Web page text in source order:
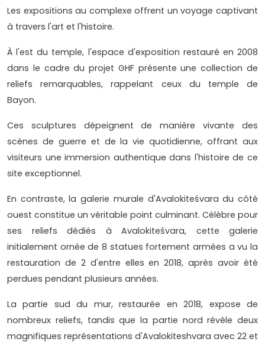
Les expositions au complexe offrent un voyage captivant
à travers l'art et l'histoire.
À l'est du temple, l'espace d'exposition restauré en 2008
dans le cadre du projet GHF présente une collection de
reliefs remarquables, rappelant ceux du temple de
Bayon.
Ces sculptures dépeignent de manière vivante des
scènes de guerre et de la vie quotidienne, offrant aux
visiteurs une immersion authentique dans l'histoire de ce
site exceptionnel.
En contraste, la galerie murale d'Avalokiteśvara du côté
ouest constitue un véritable point culminant. Célèbre pour
ses reliefs dédiés à Avalokiteśvara, cette galerie
initialement ornée de 8 statues fortement armées a vu la
restauration de 2 d'entre elles en 2018, après avoir été
perdues pendant plusieurs années.
La partie sud du mur, restaurée en 2018, expose de
nombreux reliefs, tandis que la partie nord révèle deux
magnifiques représentations d'Avalokiteshvara avec 22 et